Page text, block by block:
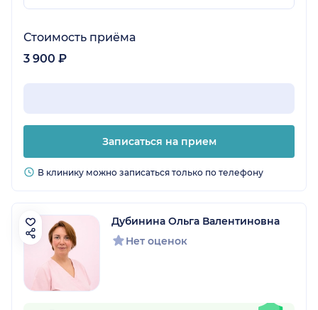
Стоимость приёма
3 900 ₽
Записаться на прием
В клинику можно записаться только по телефону
Дубинина Ольга Валентиновна
Нет оценок